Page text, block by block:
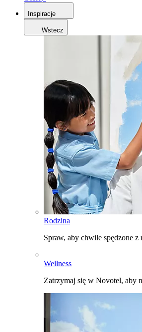
Inspiracje
Wstecz
Rodzina
Spraw, aby chwile spędzone
Wellness
Zatrzymaj się w Novotel, aby